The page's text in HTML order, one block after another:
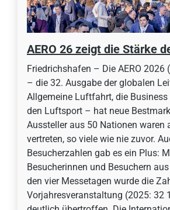
AERO 26 zeigt die Stärke
Friedrichshafen – Die AERO 2026
– die 32. Ausgabe der globalen
Allgemeine Luftfahrt, die
den Luftsport – hat neue
Aussteller aus 50 Nationen waren
vertreten, so viele wie nie zuvor.
Besucherzahlen gab es ein Plus:
Besucherinnen und Besuchern
den vier Messetagen wurde die
Vorjahresveranstaltung (2025: 32